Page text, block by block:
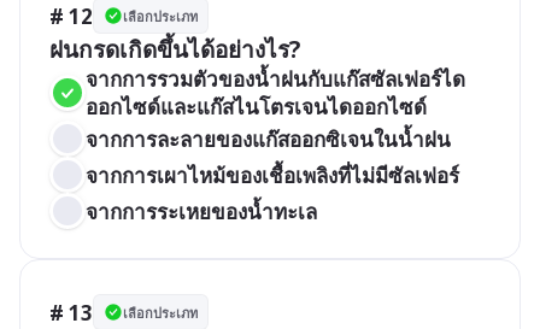
# 12 เลือกประเภท
ฝนกรดเกิดขึ้นได้อย่างไร?
จากการรวมตัวของน้ำฝนกับแก๊สซัลเฟอร์ได
ออกไซด์และแก๊สไนโตรเจนไดออกไซด์
จากการละลายของแก๊สออกซิเจนในน้ำฝน
จากการเผาไหม้ของเชื้อเพลิงที่ไม่มีซัลเฟอร์
จากการระเหยของน้ำทะเล
# 13 เลือกประเภท